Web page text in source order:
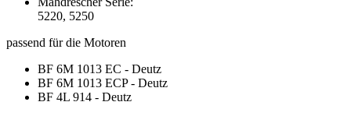
5220, 5250
passend für die Motoren
BF 6M 1013 EC - Deutz
BF 6M 1013 ECP - Deutz
BF 4L 914 - Deutz